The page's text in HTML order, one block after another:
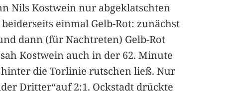
Nils Kostwein nur abgeklatschten
einmal Gelb-Rot: zunächst
dann (für Nachtreten) Gelb-Rot
Kostwein auch in der 62. Minute
hinter die Torlinie rutschen ließ. Nur
Dritter“auf 2:1. Ockstadt drückte